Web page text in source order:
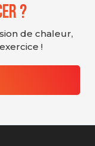
?
de chaleur,
!